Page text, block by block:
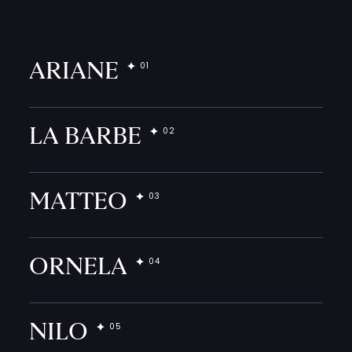
ARIANE
LA BARBE
MATTEO
ORNELA
NILO